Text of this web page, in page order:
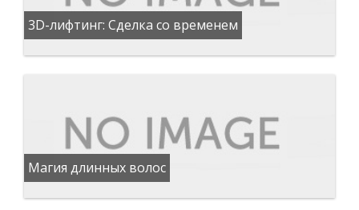
3D-лифтинг: Сделка со временем
Магия длинных волос